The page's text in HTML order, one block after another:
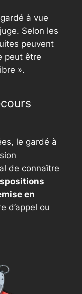
à vue
Selon les
peuvent
peut être
».
le gardé à
de connaître
en
d’appel ou